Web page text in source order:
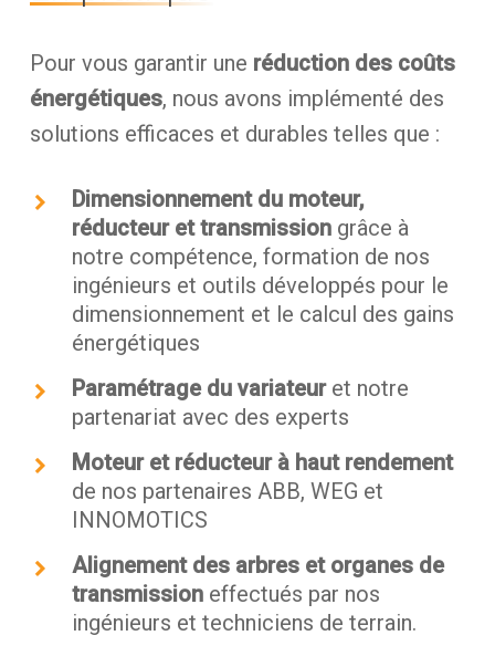
Pour vous garantir une réduction des coûts
énergétiques, nous avons implémenté des
solutions efficaces et durables telles que :
Dimensionnement du moteur,
réducteur et transmissiongrâce à
notre compétence, formation de nos
ingénieurs et outils développés pour le
dimensionnement et le calcul des gains
énergétiques
Paramétrage du variateuret notre
partenariat avec des experts
Moteur et réducteur à haut rendement
de nos partenaires ABB, WEG et
INNOMOTICS
Alignement des arbres et organes de
transmissioneffectués par nos
ingénieurs et techniciens de terrain.